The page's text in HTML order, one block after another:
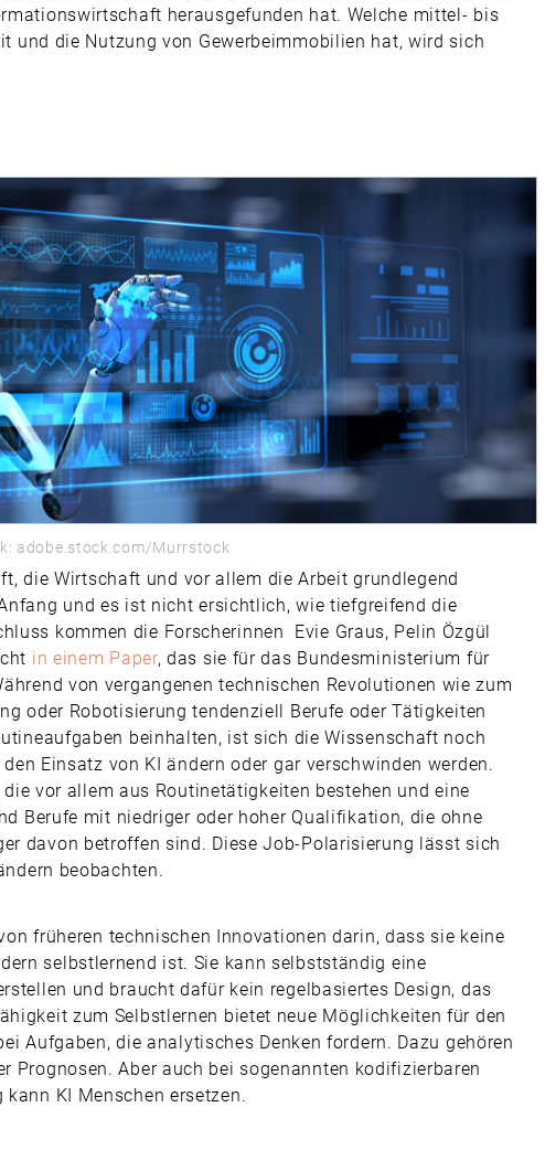
herausgefunden hat. Welche mittel- bis
und die Nutzung von Gewerbeimmobilien hat, wird sich
adobe.stock.com/Murrstock
die Wirtschaft und vor allem die Arbeit grundlegend
und es ist nicht ersichtlich, wie tiefgreifend die
kommen die Forscherinnen Evie Graus, Pelin Özgül
in einem Paper, das sie für das Bundesministerium für
von vergangenen technischen Revolutionen wie zum
oder Robotisierung tendenziell Berufe oder Tätigkeiten
beinhalten, ist sich die Wissenschaft noch
Einsatz von KI ändern oder gar verschwinden werden.
vor allem aus Routinetätigkeiten bestehen und eine
Berufe mit niedriger oder hoher Qualifikation, die ohne
davon betroffen sind. Diese Job-Polarisierung lässt sich
beobachten.
früheren technischen Innovationen darin, dass sie keine
selbstlernend ist. Sie kann selbstständig eine
und braucht dafür kein regelbasiertes Design, das
zum Selbstlernen bietet neue Möglichkeiten für den
Aufgaben, die analytisches Denken fordern. Dazu gehören
Prognosen. Aber auch bei sogenannten kodifizierbaren
KI Menschen ersetzen.